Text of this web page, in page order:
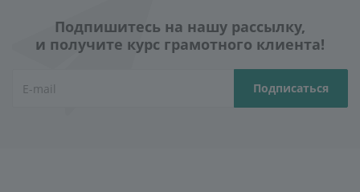
Подпишитесь на нашу рассылку,
и получите курс грамотного клиента!